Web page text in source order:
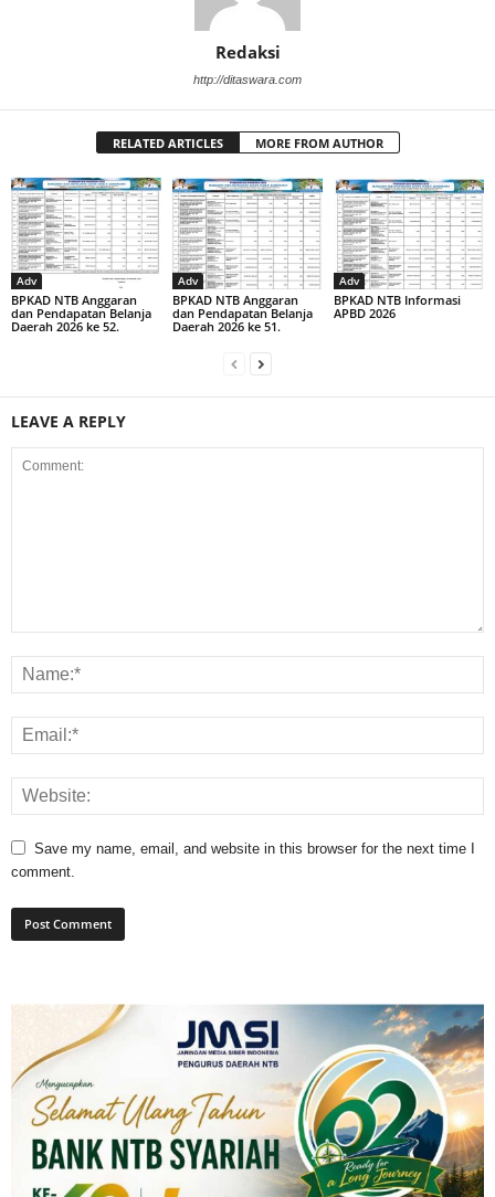
Redaksi
http://ditaswara.com
RELATED ARTICLES MORE FROM AUTHOR
Adv
BPKAD NTB Anggaran
dan Pendapatan Belanja
Daerah 2026 ke 52.
Adv
BPKAD NTB Anggaran
dan Pendapatan Belanja
Daerah 2026 ke 51.
Adv
BPKAD NTB Informasi
APBD 2026
LEAVE A REPLY
Save my name, email, and website in this browser for the next time I
comment.